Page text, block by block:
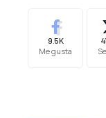
9.5K
Me gusta